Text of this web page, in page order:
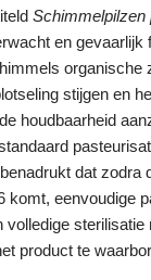
Schimmelpilzen
en gevaarlijk
organische
stijgen en
houdbaarheid
dat zodra
komt, eenvoudige
volledige
product te